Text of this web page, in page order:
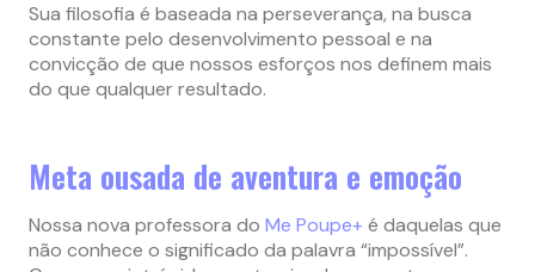
Sua filosofia é baseada na perseverança, na busca
constante pelo desenvolvimento pessoal e na
convicção de que nossos esforços nos definem mais
do que qualquer resultado.
Meta ousada de aventura e emoção
Nossa nova professora do Me Poupe+ é daquelas que
não conhece o significado da palavra “impossível”.